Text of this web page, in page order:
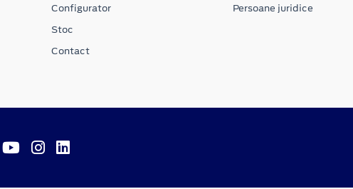
Configurator
Stoc
Contact
Persoane juridice